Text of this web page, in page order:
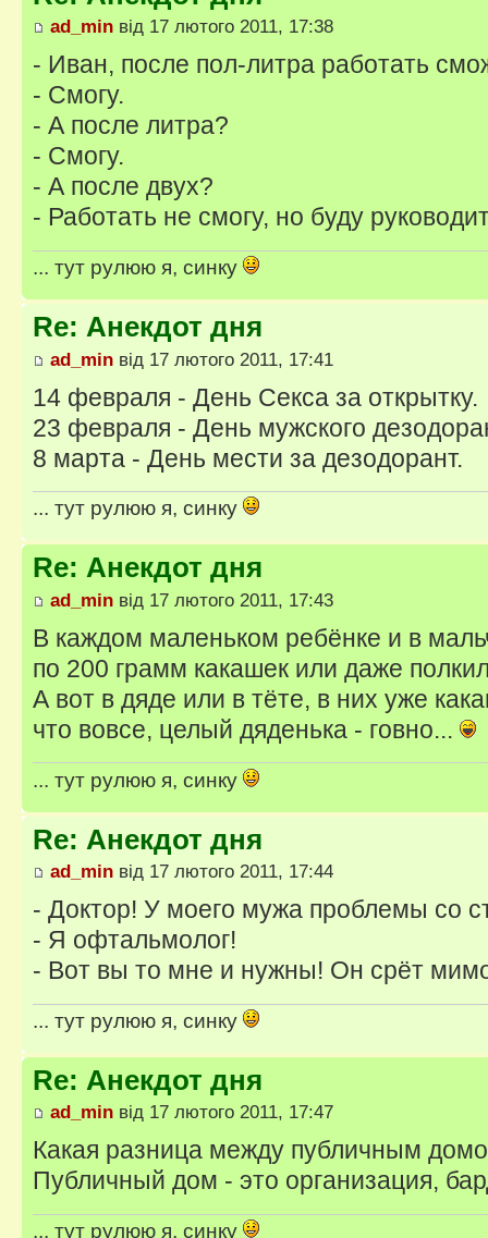
ad_min від 17 лютого 2011, 17:38
- Иван, после пол-литра работать
- Смогу.
- А после литра?
- Смогу.
- А после двух?
- Работать не смогу, но буду
... тут рулюю я, синку
Re: Анекдот дня
ad_min від 17 лютого 2011, 17:41
14 февраля - День Секса за открытку.
23 февраля - День мужского
8 марта - День мести за дезодорант.
... тут рулюю я, синку
Re: Анекдот дня
ad_min від 17 лютого 2011, 17:43
В каждом маленьком ребёнке и в
по 200 грамм какашек или даже
А вот в дяде или в тёте, в них уже
что вовсе, целый дяденька - говно...
... тут рулюю я, синку
Re: Анекдот дня
ad_min від 17 лютого 2011, 17:44
- Доктор! У моего мужа проблемы со
- Я офтальмолог!
- Вот вы то мне и нужны! Он срёт
... тут рулюю я, синку
Re: Анекдот дня
ad_min від 17 лютого 2011, 17:47
Какая разница между публичным
Публичный дом - это организация,
... тут рулюю я, синку